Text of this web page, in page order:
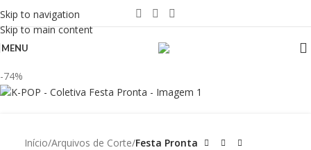
Skip to navigation
Skip to main content
MENU
-74%
Início Arquivos de Corte Festa Pronta